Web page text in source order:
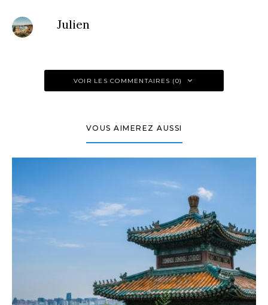
Julien
VOIR LES COMMENTAIRES (0)
VOUS AIMEREZ AUSSI